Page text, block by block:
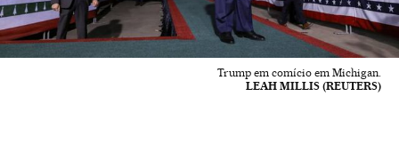
Trump em comício em Michigan.
LEAH MILLIS (REUTERS)